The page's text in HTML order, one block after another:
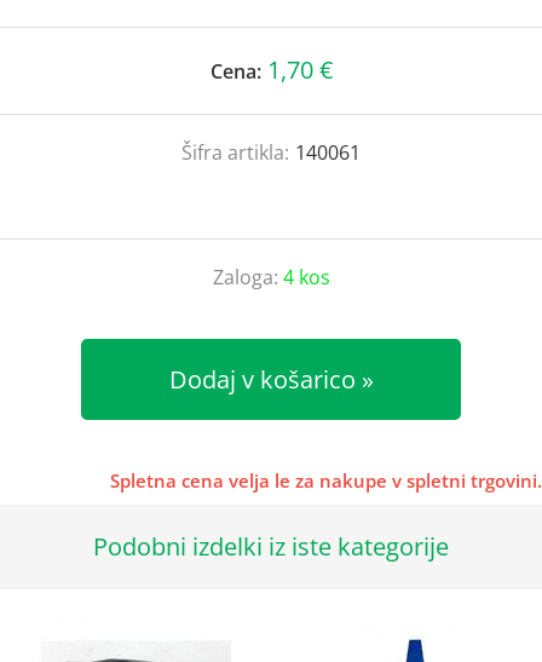
Cena: 1,70 €
Šifra artikla: 140061
Zaloga: 4 kos
Dodaj v košarico
Spletna cena velja le za nakupe v spletni trgovini.
Podobni izdelki iz iste kategorije